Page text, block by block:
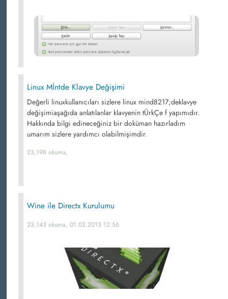
Linux Mİntde Klavye Değişimi
Değerli linuxkullanıcıları sizlere linux mind8217;deklavye
değişimiaşağıda anlatılanlar klavyenin tÜrkÇe f yapımıdır.
Hakkında bilgi edineceğiniz bir doküman hazırladım
umarım sizlere yardımcı olabilmişimdir.
23,198 okuma,
Wine ile Directx Kurulumu
23,143 okuma, 01.02.2013 12:56